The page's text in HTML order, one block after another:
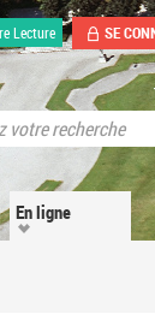
Lecture SE
En ligne